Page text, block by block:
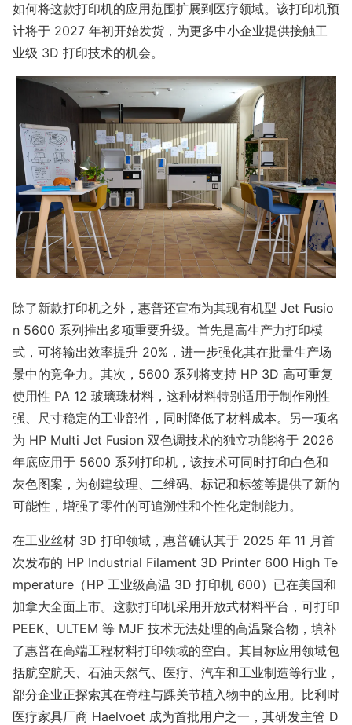
如何将这款打印机的应用范围扩展到医疗领域。该打印机预
计将于 2027 年初开始发货，为更多中小企业提供接触工
业级 3D 打印技术的机会。
除了新款打印机之外，惠普还宣布为其现有机型 Jet Fusio
n 5600 系列推出多项重要升级。首先是高生产力打印模
式，可将输出效率提升 20%，进一步强化其在批量生产场
景中的竞争力。其次，5600 系列将支持 HP 3D 高可重复
使用性 PA 12 玻璃珠材料，这种材料特别适用于制作刚性
强、尺寸稳定的工业部件，同时降低了材料成本。另一项名
为 HP Multi Jet Fusion 双色调技术的独立功能将于 2026
年底应用于 5600 系列打印机，该技术可同时打印白色和
灰色图案，为创建纹理、二维码、标记和标签等提供了新的
可能性，增强了零件的可追溯性和个性化定制能力。
在工业丝材 3D 打印领域，惠普确认其于 2025 年 11 月首
次发布的 HP Industrial Filament 3D Printer 600 High Te
mperature（HP 工业级高温 3D 打印机 600）已在美国和
加拿大全面上市。这款打印机采用开放式材料平台，可打印
PEEK、ULTEM 等 MJF 技术无法处理的高温聚合物，填补
了惠普在高端工程材料打印领域的空白。其目标应用领域包
括航空航天、石油天然气、医疗、汽车和工业制造等行业，
部分企业正探索其在脊柱与踝关节植入物中的应用。比利时
医疗家具厂商 Haelvoet 成为首批用户之一，其研发主管 D